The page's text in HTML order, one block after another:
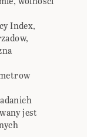
Index,
jest